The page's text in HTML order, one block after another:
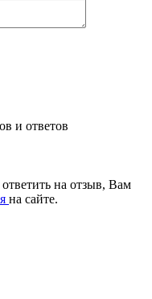
и ответов
на отзыв, Вам
на сайте.